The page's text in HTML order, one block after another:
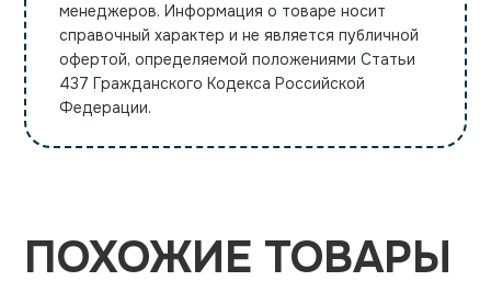
менеджеров. Информация о товаре носит
справочный характер и не является публичной
офертой, определяемой положениями Статьи
437 Гражданского Кодекса Российской
Федерации.
ПОХОЖИЕ ТОВАРЫ